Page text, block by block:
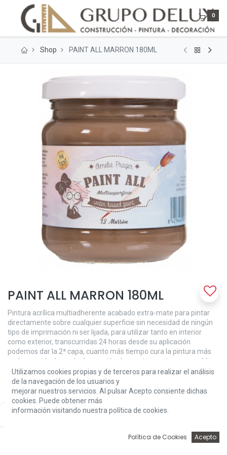
Price:
Add to Cart
0
Shop PAINT ALL MARRON 180ML
PAINT ALL MARRON 180ML
Pintura acrílica multiadherente acabado extra-mate para pintar
directamente sobre cualquier superficie sin necesidad de ningún
tipo de imprimación ni ser lijada, para utilizar tanto en interior
como exterior, transcurridas 24 horas desde su aplicación
podemos dar la 2ª capa, cuanto más tiempo cura la pintura más
endurece, ideal para la decoración de puertas ventanas, muebles
ya que ofrece una mayor resistencia a los golpes y arañazos.
MODO DE EMPLEO: Agitar hasta perfecta homogeneización.
8,39€
Utilizamos cookies propias y de terceros para realizar el análisis
de la navegación de los usuarios y
mejorar nuestros servicios. Al pulsar Acepto consiente dichas
cookies. Puede obtener más
información visitando nuestra política de cookies.
Política de Cookies Acepto